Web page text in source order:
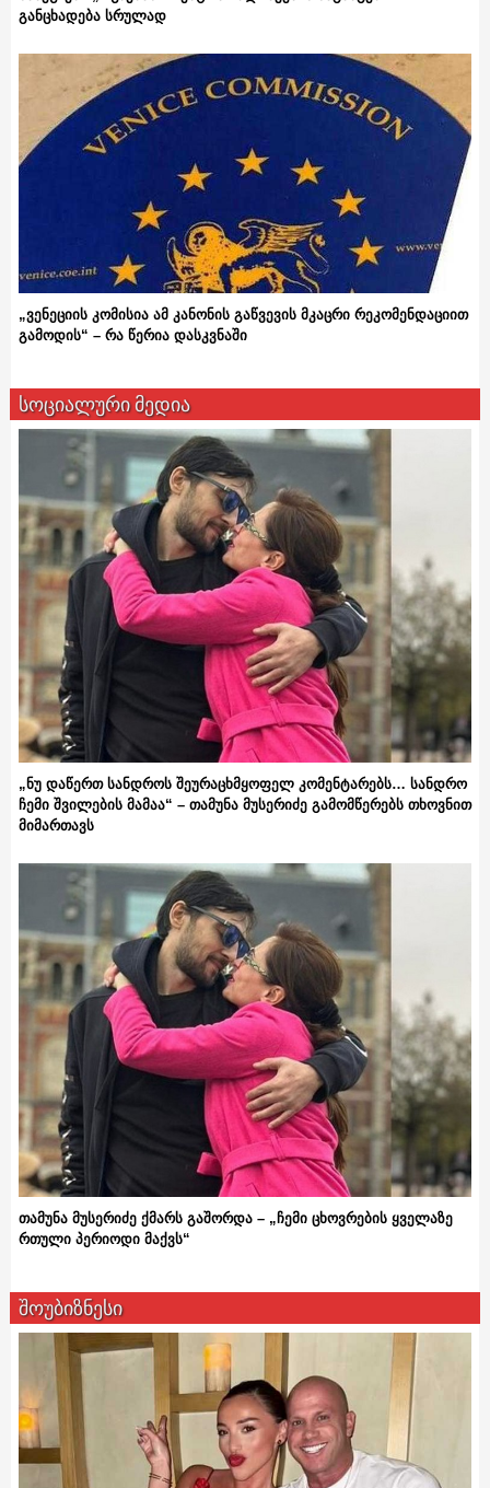
განცხადება სრულად
„ვენეციის კომისია ამ კანონის გაწვევის მკაცრი რეკომენდაციით
გამოდის“ – რა წერია დასკვნაში
სოციალური მედია
„ნუ დაწერთ სანდროს შეურაცხმყოფელ კომენტარებს… სანდრო
ჩემი შვილების მამაა“ – თამუნა მუსერიძე გამომწერებს თხოვნით
მიმართავს
თამუნა მუსერიძე ქმარს გაშორდა – „ჩემი ცხოვრების ყველაზე
რთული პერიოდი მაქვს“
შოუბიზნესი